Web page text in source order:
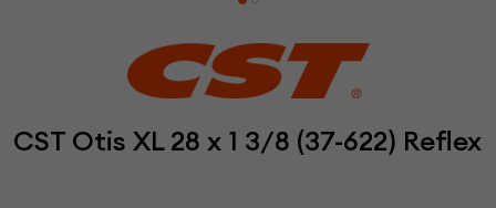
CST Otis XL 28 x 1 3/8 (37-622) Reflex